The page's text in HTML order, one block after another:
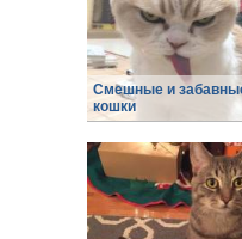
Смешные и
кошки